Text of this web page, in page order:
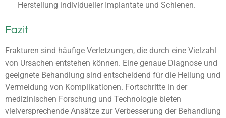
Herstellung individueller Implantate und Schienen.
Fazit
Frakturen sind häufige Verletzungen, die durch eine Vielzahl
von Ursachen entstehen können. Eine genaue Diagnose und
geeignete Behandlung sind entscheidend für die Heilung und
Vermeidung von Komplikationen. Fortschritte in der
medizinischen Forschung und Technologie bieten
vielversprechende Ansätze zur Verbesserung der Behandlung